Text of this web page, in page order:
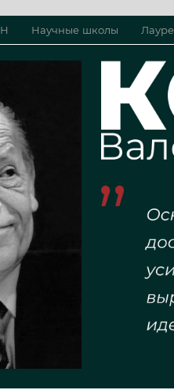
Научные школы